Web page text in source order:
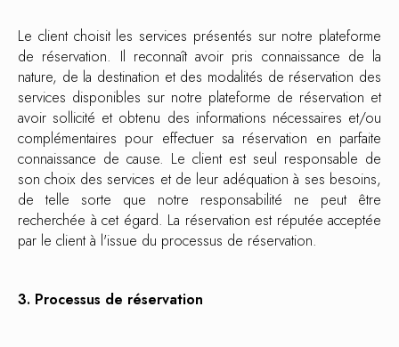
Le client choisit les services présentés sur notre plateforme
de réservation. Il reconnaît avoir pris connaissance de la
nature, de la destination et des modalités de réservation des
services disponibles sur notre plateforme de réservation et
avoir sollicité et obtenu des informations nécessaires et/ou
complémentaires pour effectuer sa réservation en parfaite
connaissance de cause. Le client est seul responsable de
son choix des services et de leur adéquation à ses besoins,
de telle sorte que notre responsabilité ne peut être
recherchée à cet égard. La réservation est réputée acceptée
par le client à l'issue du processus de réservation.
3. Processus de réservation